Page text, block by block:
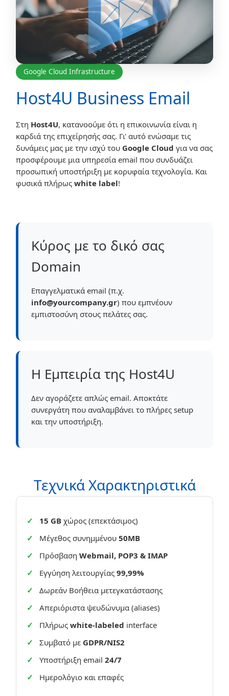
Google Cloud Infrastructure
Host4U Business Email
Στη Host4U, κατανοούμε ότι η επικοινωνία είναι η
καρδιά της επιχείρησής σας. Γι' αυτό ενώσαμε τις
δυνάμεις μας με την ισχύ του Google Cloud για να σας
προσφέρουμε μια υπηρεσία email που συνδυάζει
προσωπική υποστήριξη με κορυφαία τεχνολογία. Και
φυσικά πλήρωςwhite label!
Κύρος με το δικό σας
Domain
Επαγγελματικά email (π.χ.
info@yourcompany.gr) που εμπνέουν
εμπιστοσύνη στους πελάτες σας.
Η Εμπειρία της Host4U
Δεν αγοράζετε απλώς email. Αποκτάτε
συνεργάτη που αναλαμβάνει το πλήρες setup
και την υποστήριξη.
Τεχνικά Χαρακτηριστικά
15 GB χώρος (επεκτάσιμος)
Μέγεθος συνημμένου50MB
ΠρόσβασηWebmail, POP3 & IMAP
Εγγύηση λειτουργίας99,99%
Δωρεάν Βοήθεια μετεγκατάστασης
Απεριόριστα ψευδώνυμα (aliases)
Πλήρωςwhite-labeled interface
Συμβατό με GDPR/NIS2
Υποστήριξη email24/7
Ημερολόγιο και επαφές